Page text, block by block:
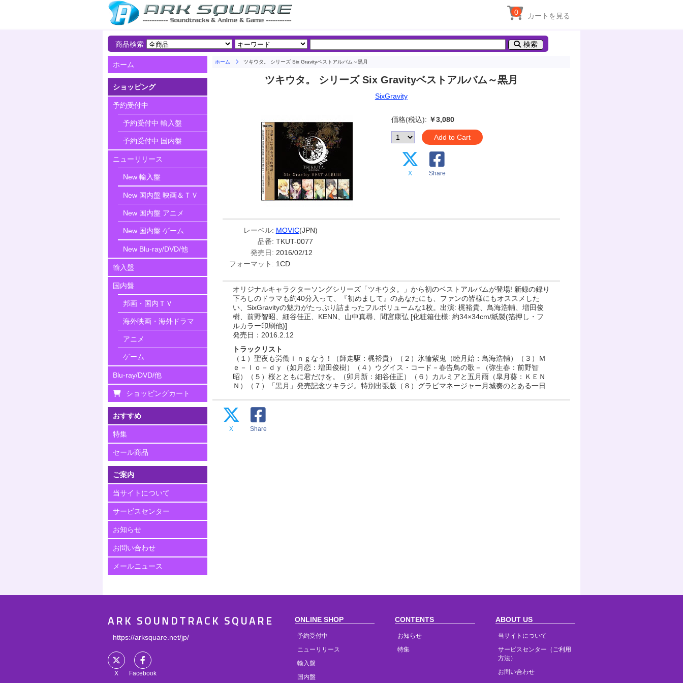
カートを見る
0
商品検索 検索
ホーム
ショッピング
予約受付中
予約受付中 輸入盤
予約受付中 国内盤
ニューリリース
New 輸入盤
New 国内盤 映画＆ＴＶ
New 国内盤 アニメ
New 国内盤 ゲーム
New Blu-ray/DVD/他
輸入盤
国内盤
邦画・国内ＴＶ
海外映画・海外ドラマ
アニメ
ゲーム
Blu-ray/DVD/他
ショッピングカート
おすすめ
特集
セール商品
ご案内
当サイトについて
サービスセンター
お知らせ
お問い合わせ
メールニュース
ホーム ツキウタ。 シリーズ Six Gravityベストアルバム～黒月
ツキウタ。 シリーズ Six Gravityベストアルバム～黒月
SixGravity
価格(税込): ￥3,080
Add to Cart
X Share
レーベル: MOVIC(JPN)
品番: TKUT-0077
発売日: 2016/02/12
フォーマット: 1CD
オリジナルキャラクターソングシリーズ「ツキウタ。」から初のベストアルバムが登場! 新録の録り
下ろしのドラマも約40分入って、『初めまして』のあなたにも、ファンの皆様にもオススメした
い、SixGravityの魅力がたっぷり詰まったフルボリュームな1枚。出演: 梶裕貴、鳥海浩輔、増田俊
樹、前野智昭、細谷佳正、KENN、山中真尋、間宮康弘 [化粧箱仕様: 約34×34cm/紙製(箔押し・フ
ルカラー印刷他)]
発売日：2016.2.12
トラックリスト
（１）聖夜も労働ｉｎｇなう！（師走駆：梶裕貴）（２）氷輪紫鬼（睦月始：鳥海浩輔）（３）Ｍ
ｅ－ｌｏ－ｄｙ（如月恋：増田俊樹）（４）ウグイス・コード－春告鳥の歌－（弥生春：前野智
昭）（５）桜とともに君だけを。（卯月新：細谷佳正）（６）カルミアと五月雨（皐月葵：ＫＥＮ
Ｎ）（７）「黒月」発売記念ツキラジ。特別出張版（８）グラビマネージャー月城奏のとある一日
X Share
ARK SOUNDTRACK SQUARE
https://arksquare.net/jp/
X Facebook
ONLINE SHOP
予約受付中
ニューリリース
輸入盤
国内盤
CONTENTS
お知らせ
特集
ABOUT US
当サイトについて
サービスセンター（ご利用
方法）
お問い合わせ